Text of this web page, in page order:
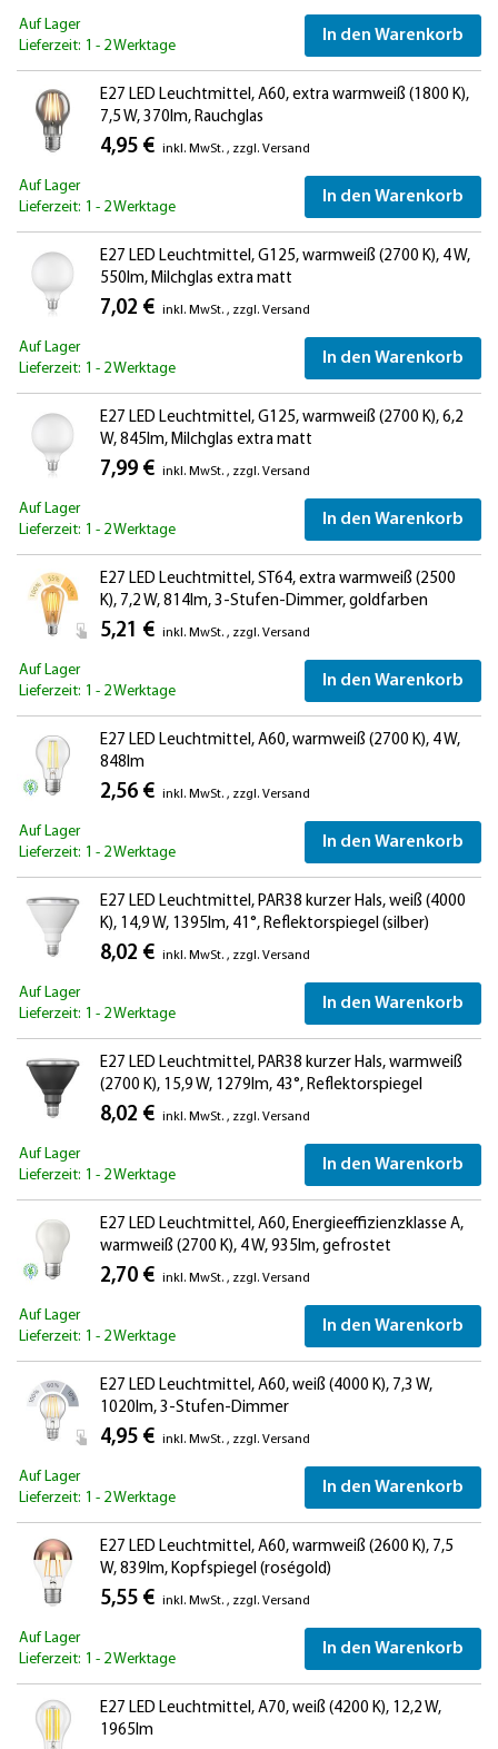
Auf Lager
Lieferzeit: 1 - 2 Werktage
In den Warenkorb
E27 LED Leuchtmittel, A60, extra warmweiß (1800 K),
7,5 W, 370lm, Rauchglas
4,95 € inkl. MwSt. , zzgl. Versand
Auf Lager
Lieferzeit: 1 - 2 Werktage
In den Warenkorb
E27 LED Leuchtmittel, G125, warmweiß (2700 K), 4 W,
550lm, Milchglas extra matt
7,02 € inkl. MwSt. , zzgl. Versand
Auf Lager
Lieferzeit: 1 - 2 Werktage
In den Warenkorb
E27 LED Leuchtmittel, G125, warmweiß (2700 K), 6,2
W, 845lm, Milchglas extra matt
7,99 € inkl. MwSt. , zzgl. Versand
Auf Lager
Lieferzeit: 1 - 2 Werktage
In den Warenkorb
E27 LED Leuchtmittel, ST64, extra warmweiß (2500
K), 7,2 W, 814lm, 3-Stufen-Dimmer, goldfarben
5,21 € inkl. MwSt. , zzgl. Versand
Auf Lager
Lieferzeit: 1 - 2 Werktage
In den Warenkorb
E27 LED Leuchtmittel, A60, warmweiß (2700 K), 4 W,
848lm
2,56 € inkl. MwSt. , zzgl. Versand
Auf Lager
Lieferzeit: 1 - 2 Werktage
In den Warenkorb
E27 LED Leuchtmittel, PAR38 kurzer Hals, weiß (4000
K), 14,9 W, 1395lm, 41°, Reflektorspiegel (silber)
8,02 € inkl. MwSt. , zzgl. Versand
Auf Lager
Lieferzeit: 1 - 2 Werktage
In den Warenkorb
E27 LED Leuchtmittel, PAR38 kurzer Hals, warmweiß
(2700 K), 15,9 W, 1279lm, 43°, Reflektorspiegel
(silber)
8,02 € inkl. MwSt. , zzgl. Versand
Auf Lager
Lieferzeit: 1 - 2 Werktage
In den Warenkorb
E27 LED Leuchtmittel, A60, Energieeffizienzklasse A,
warmweiß (2700 K), 4 W, 935lm, gefrostet
2,70 € inkl. MwSt. , zzgl. Versand
Auf Lager
Lieferzeit: 1 - 2 Werktage
In den Warenkorb
E27 LED Leuchtmittel, A60, weiß (4000 K), 7,3 W,
1020lm, 3-Stufen-Dimmer
4,95 € inkl. MwSt. , zzgl. Versand
Auf Lager
Lieferzeit: 1 - 2 Werktage
In den Warenkorb
E27 LED Leuchtmittel, A60, warmweiß (2600 K), 7,5
W, 839lm, Kopfspiegel (roségold)
5,55 € inkl. MwSt. , zzgl. Versand
Auf Lager
Lieferzeit: 1 - 2 Werktage
In den Warenkorb
E27 LED Leuchtmittel, A70, weiß (4200 K), 12,2 W,
1965lm